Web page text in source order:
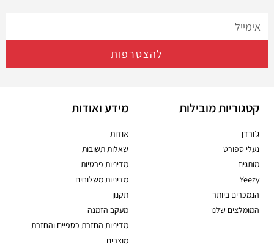
להצטרפות
קטגוריות מובילות
ג׳ורדן
נעלי ספורט
מותגים
Yeezy
הנמכרים ביותר
המומלצים שלנו
מידע ואודות
אודות
שאלות תשובות
מדיניות פרטיות
מדיניות משלוחים
תקנון
מעקב הזמנה
מדיניות החזרת כספיים והחזרת
מוצרים